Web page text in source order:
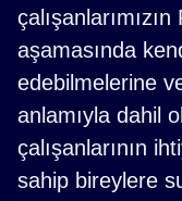
aşamasında
edebilmelerine
anlamıyla dahil
çalışanlarının
sahip bireylere